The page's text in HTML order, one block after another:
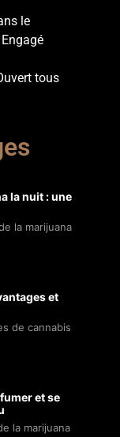
le
tous
la nuit : une
la marijuana
et
de cannabis
et se
la marijuana